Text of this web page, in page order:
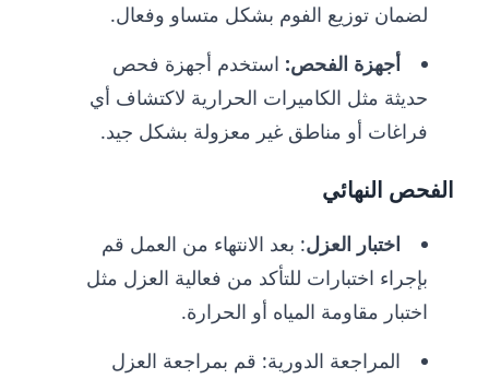
لضمان توزيع الفوم بشكل متساو وفعال.
أجهزة الفحص: استخدم أجهزة فحص
حديثة مثل الكاميرات الحرارية لاكتشاف أي
فراغات أو مناطق غير معزولة بشكل جيد.
الفحص النهائي
اختبار العزل: بعد الانتهاء من العمل قم
بإجراء اختبارات للتأكد من فعالية العزل مثل
اختبار مقاومة المياه أو الحرارة.
المراجعة الدورية: قم بمراجعة العزل